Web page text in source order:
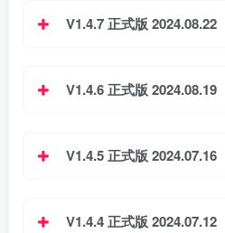
V1.4.7 正式版 2024.08.22
V1.4.6 正式版 2024.08.19
V1.4.5 正式版 2024.07.16
V1.4.4 正式版 2024.07.12